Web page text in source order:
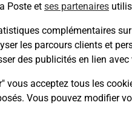
Poste et ses partenaires
complémentaires
les parcours clients et
des publicités en lien
vous acceptez tous les
Vous pouvez modifier